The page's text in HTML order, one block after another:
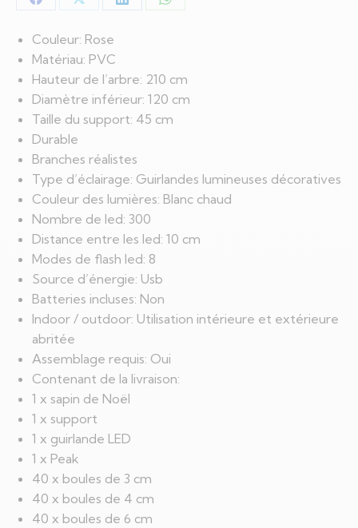
Couleur: Rose
Matériau: PVC
Hauteur de l’arbre: 210 cm
Diamètre inférieur: 120 cm
Taille du support: 45 cm
Durable
Branches réalistes
Type d’éclairage: Guirlandes lumineuses décoratives
Couleur des lumières: Blanc chaud
Nombre de led: 300
Distance entre les led: 10 cm
Modes de flash led: 8
Source d’énergie: Usb
Batteries incluses: Non
Indoor / outdoor: Utilisation intérieure et extérieure
abritée
Assemblage requis: Oui
Contenant de la livraison:
1 x sapin de Noël
1 x support
1 x guirlande LED
1 x Peak
40 x boules de 3 cm
40 x boules de 4 cm
40 x boules de 6 cm
Partager
sur
Facebook
Partager
sur
X
PartagerPartager